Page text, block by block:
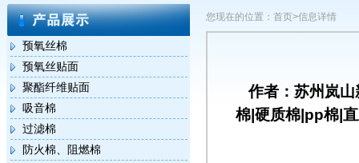
预氧丝棉
预氧丝贴面
聚酯纤维贴面
吸音棉
过滤棉
防火棉、阻燃棉
您现在的位置：首页>信息详情
作者：苏州岚
棉|硬质棉|pp棉|